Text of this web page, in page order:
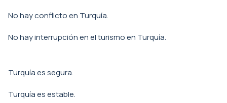
No hay conflicto en Turquía.
No hay interrupción en el turismo en Turquía.
Turquía es segura.
Turquía es estable.